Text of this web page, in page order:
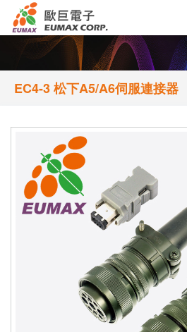
EC4-3 松下A5/A6伺服連接器